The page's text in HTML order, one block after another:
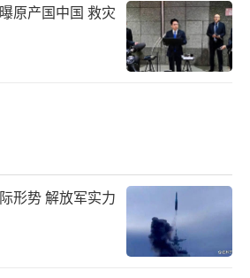
原产国中国 救灾
形势 解放军实力